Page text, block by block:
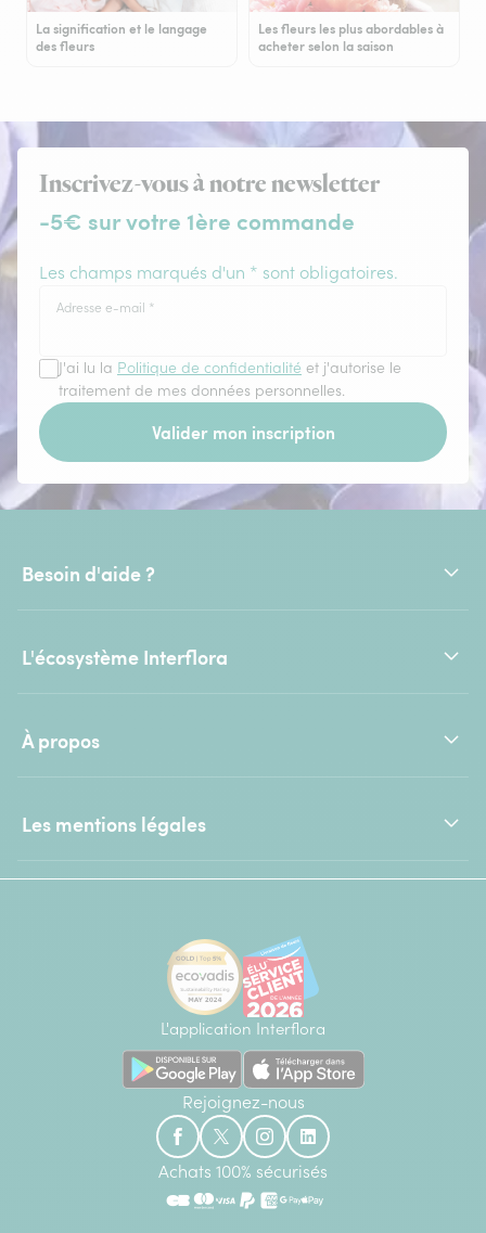
La signification et le langage
des fleurs
Les fleurs les plus abordables à
acheter selon la saison
Inscrivez-vous à notre newsletter
-5€ sur votre 1ère commande
Les champs marqués d'un * sont obligatoires.
Adresse e-mail *
J'ai lu la Politique de confidentialité et j'autorise le
traitement de mes données personnelles.
Valider mon inscription
Besoin d'aide ?
L'écosystème Interflora
À propos
Les mentions légales
L'application Interflora
Rejoignez-nous
Achats 100% sécurisés